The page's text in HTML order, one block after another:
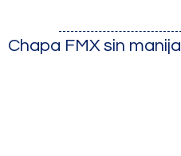
Chapa FMX sin manija